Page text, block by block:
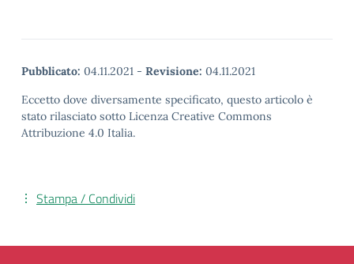
Pubblicato: 04.11.2021 - Revisione: 04.11.2021
Eccetto dove diversamente specificato, questo articolo è
stato rilasciato sotto Licenza Creative Commons
Attribuzione 4.0 Italia.
Stampa / Condividi